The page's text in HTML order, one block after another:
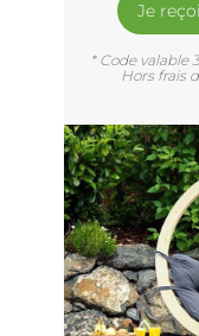
Je
* Code valable
Hors frais